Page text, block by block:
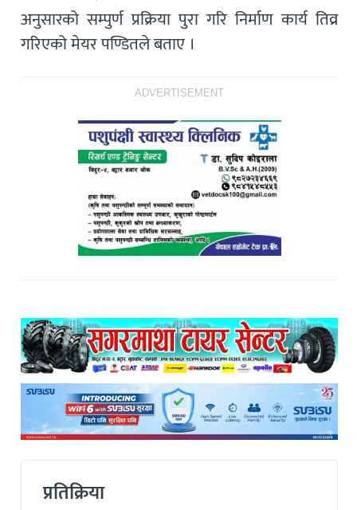
अनुसारको सम्पुर्ण प्रक्रिया पुरा गरि निर्माण कार्य तिव्र
गरिएको मेयर पण्डितले बताए ।
ADVERTISEMENT
प्रतिक्रिया